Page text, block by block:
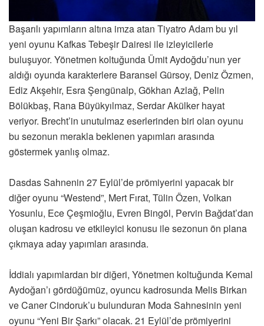
Başarılı yapımların altına imza atan Tiyatro Adam bu yıl
yeni oyunu Kafkas Tebeşir Dairesi ile izleyicilerle
buluşuyor. Yönetmen koltuğunda Ümit Aydoğdu’nun yer
aldığı oyunda karakterlere Baransel Gürsoy, Deniz Özmen,
Ediz Akşehir, Esra Şengünalp, Gökhan Azlağ, Pelin
Bölükbaş, Rana Büyükyılmaz, Serdar Akülker hayat
veriyor. Brecht’in unutulmaz eserlerinden biri olan oyunu
bu sezonun merakla beklenen yapımları arasında
göstermek yanlış olmaz.
Dasdas Sahnenin 27 Eylül’de prömiyerini yapacak bir
diğer oyunu “Westend”, Mert Fırat, Tülin Özen, Volkan
Yosunlu, Ece Çeşmioğlu, Evren Bingöl, Pervin Bağdat’dan
oluşan kadrosu ve etkileyici konusu ile sezonun ön plana
çıkmaya aday yapımları arasında.
İddialı yapımlardan bir diğeri, Yönetmen koltuğunda Kemal
Aydoğan’ı gördüğümüz, oyuncu kadrosunda Melis Birkan
ve Caner Cindoruk’u bulunduran Moda Sahnesinin yeni
oyunu “Yeni Bir Şarkı” olacak. 21 Eylül’de prömiyerini